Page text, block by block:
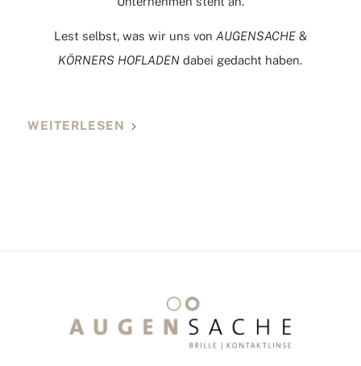
Lest selbst, was wir uns von AUGENSACHE&
KÖRNERS HOFLADEN dabei gedacht haben.
WEITERLESEN